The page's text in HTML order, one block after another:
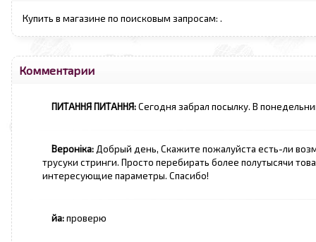
Купить в магазине по поисковым запросам: .
Комментарии
ПИТАННЯ ПИТАННЯ:Сегодня забрал посылку. В
Вероніка: Добрый день, Скажите пожалуйста есть-ли
трусуки стринги. Просто перебирать более полутысячи
интересующие параметры. Спасибо!
йа:проверю